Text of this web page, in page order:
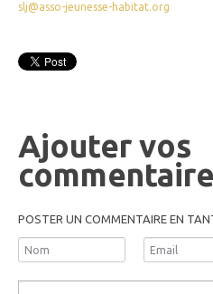
slj@asso-jeunesse-habitat.org
Ajouter vos
POSTER UN COMMENTAIRE EN